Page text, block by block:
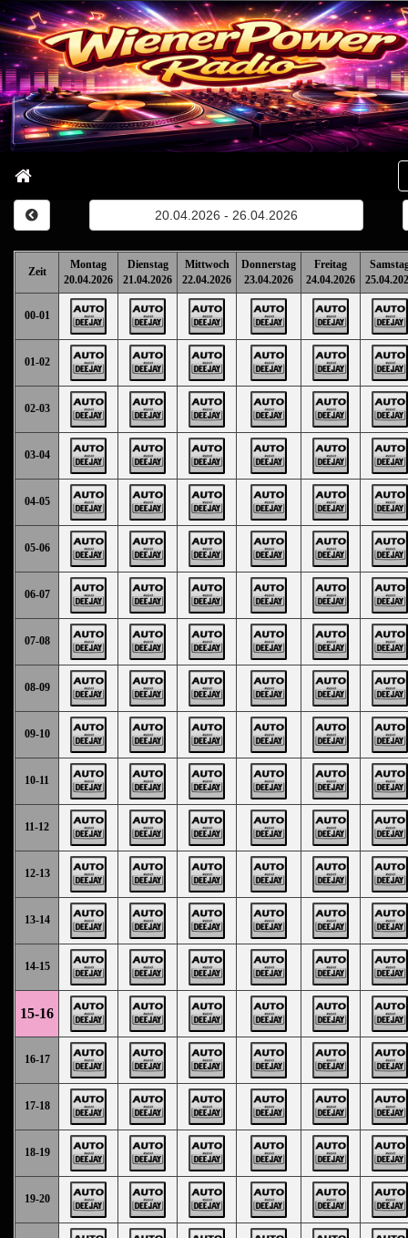
20.04.2026 - 26.04.2026
Zeit
Montag
20.04.2026
Dienstag
21.04.2026
Mittwoch
22.04.2026
Donnerstag
23.04.2026
Freitag
24.04.2026
00-01
01-02
02-03
03-04
04-05
05-06
06-07
07-08
08-09
09-10
10-11
11-12
12-13
13-14
14-15
15-16
16-17
17-18
18-19
19-20